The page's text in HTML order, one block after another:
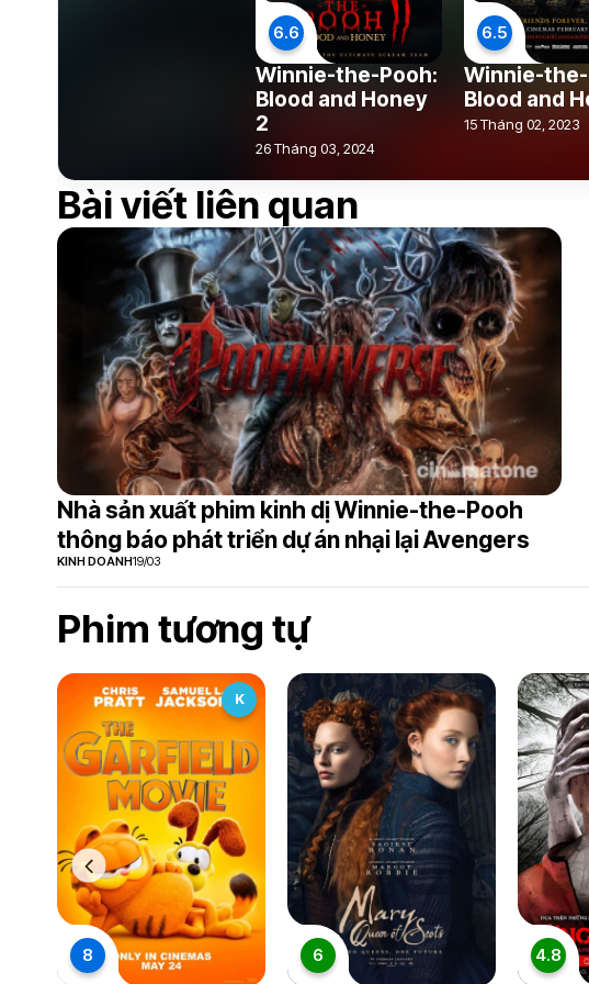
6.6
Winnie-the-Pooh:
Blood and Honey
2
26 Tháng 03, 2024
6.5
Winnie-
Blood and
15 Tháng 02, 2023
Bài viết liên quan
Nhà sản xuất phim kinh dị Winnie-the-Pooh
thông báo phát triển dự án nhại lại Avengers
KINH DOANH19/03
Phim tương tự
K
8 6 4.8